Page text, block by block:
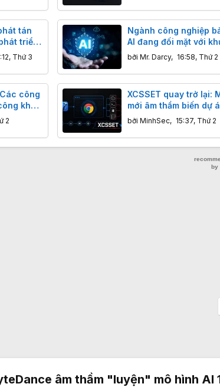
tán
triển
Thứ 3
Ngành công nghiệp
AI đang đối mặt với
hoảng thiếu hụt nhân
bởi Mr. Darcy, 16:58, Thứ 2
công
khai
ninh
2
XCSSET quay trở lại:
mới âm thầm biến dự
Xcode thành "cửa
dọa hàng nghìn lập
macOS
bởi MinhSec, 15:37, Thứ 2
âm thầm "luyện" mô hình AI